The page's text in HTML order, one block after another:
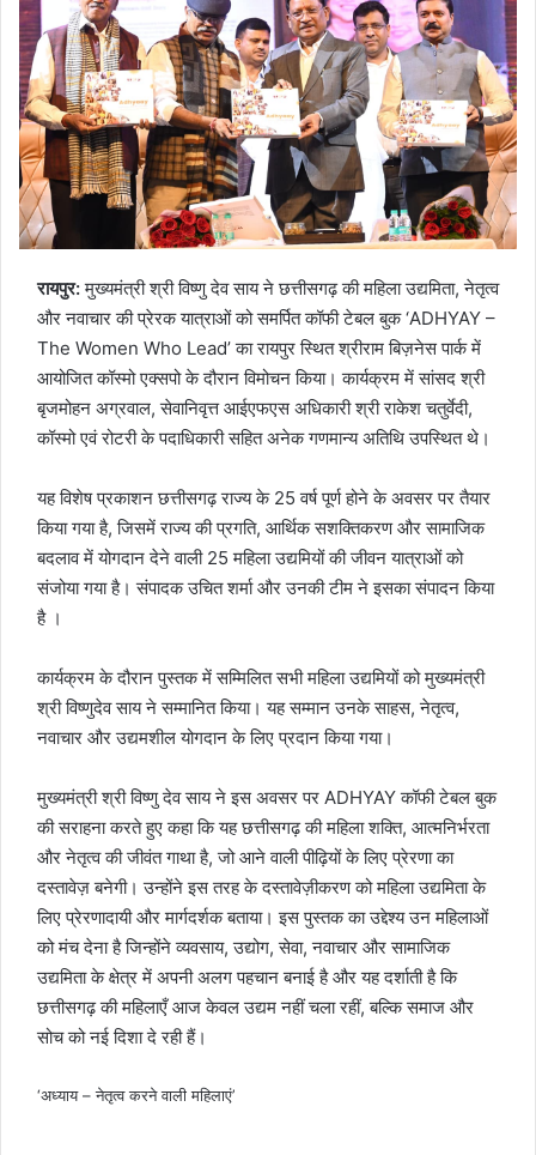
रायपुर:मुख्यमंत्री श्री विष्णु देव साय ने छत्तीसगढ़ की महिला उद्यमिता, नेतृत्व
और नवाचार की प्रेरक यात्राओं को समर्पित कॉफी टेबल बुक ‘ADHYAY –
The Women Who Lead’ का रायपुर स्थित श्रीराम बिज़नेस पार्क में
आयोजित कॉस्मो एक्सपो के दौरान विमोचन किया। कार्यक्रम में सांसद श्री
बृजमोहन अग्रवाल, सेवानिवृत्त आईएफएस अधिकारी श्री राकेश चतुर्वेदी,
कॉस्मो एवं रोटरी के पदाधिकारी सहित अनेक गणमान्य अतिथि उपस्थित थे।
यह विशेष प्रकाशन छत्तीसगढ़ राज्य के 25 वर्ष पूर्ण होने के अवसर पर तैयार
किया गया है, जिसमें राज्य की प्रगति, आर्थिक सशक्तिकरण और सामाजिक
बदलाव में योगदान देने वाली 25 महिला उद्यमियों की जीवन यात्राओं को
संजोया गया है। संपादक उचित शर्मा और उनकी टीम ने इसका संपादन किया
है ।
कार्यक्रम के दौरान पुस्तक में सम्मिलित सभी महिला उद्यमियों को मुख्यमंत्री
श्री विष्णुदेव साय ने सम्मानित किया। यह सम्मान उनके साहस, नेतृत्व,
नवाचार और उद्यमशील योगदान के लिए प्रदान किया गया।
मुख्यमंत्री श्री विष्णु देव साय ने इस अवसर पर ADHYAY कॉफी टेबल बुक
की सराहना करते हुए कहा कि यह छत्तीसगढ़ की महिला शक्ति, आत्मनिर्भरता
और नेतृत्व की जीवंत गाथा है, जो आने वाली पीढ़ियों के लिए प्रेरणा का
दस्तावेज़ बनेगी। उन्होंने इस तरह के दस्तावेज़ीकरण को महिला उद्यमिता के
लिए प्रेरणादायी और मार्गदर्शक बताया। इस पुस्तक का उद्देश्य उन महिलाओं
को मंच देना है जिन्होंने व्यवसाय, उद्योग, सेवा, नवाचार और सामाजिक
उद्यमिता के क्षेत्र में अपनी अलग पहचान बनाई है और यह दर्शाती है कि
छत्तीसगढ़ की महिलाएँ आज केवल उद्यम नहीं चला रहीं, बल्कि समाज और
सोच को नई दिशा दे रही हैं।
‘अध्याय – नेतृत्व करने वाली महिलाएं’